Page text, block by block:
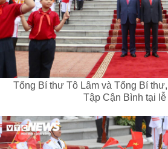
Tổng Bí thư Tô Lâm và Tổng Bí
Tập Cận Bình tại lễ